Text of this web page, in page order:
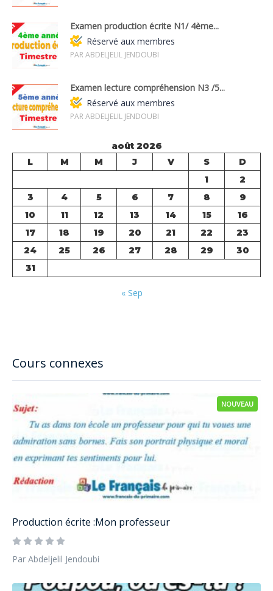
Cours connexes
NOUVEAU
Production écrite :Mon professeur
Par Abdeljelil Jendoubi
Examen production écrite N1/ 4ème...
Réservé aux membres
PAR ABDELJELIL JENDOUBI
Examen lecture compréhension N3 /5...
Réservé aux membres
PAR ABDELJELIL JENDOUBI
août 2026
L
M M J V S
D
1
2
3
4 5 6 7 8
9
10
11 12 13 14 15
16
17
18 19 20 21 22
23
24
25 26 27 28 29
30
31
« Sep